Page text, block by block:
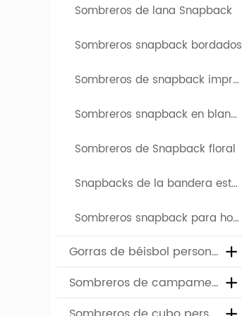
Sombreros de lana Snapback
Sombreros snapback bordados
Sombreros de snapback impresos
Sombreros snapback en blanco
Sombreros de Snapback floral
Snapbacks de la bandera estadounidense
Sombreros snapback para hombre
Gorras de béisbol personalizadas
Sombreros de campamento personalizados